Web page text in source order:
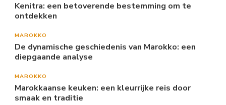
Kenitra: een betoverende bestemming om te
ontdekken
MAROKKO
De dynamische geschiedenis van Marokko: een
diepgaande analyse
MAROKKO
Marokkaanse keuken: een kleurrijke reis door
smaak en traditie